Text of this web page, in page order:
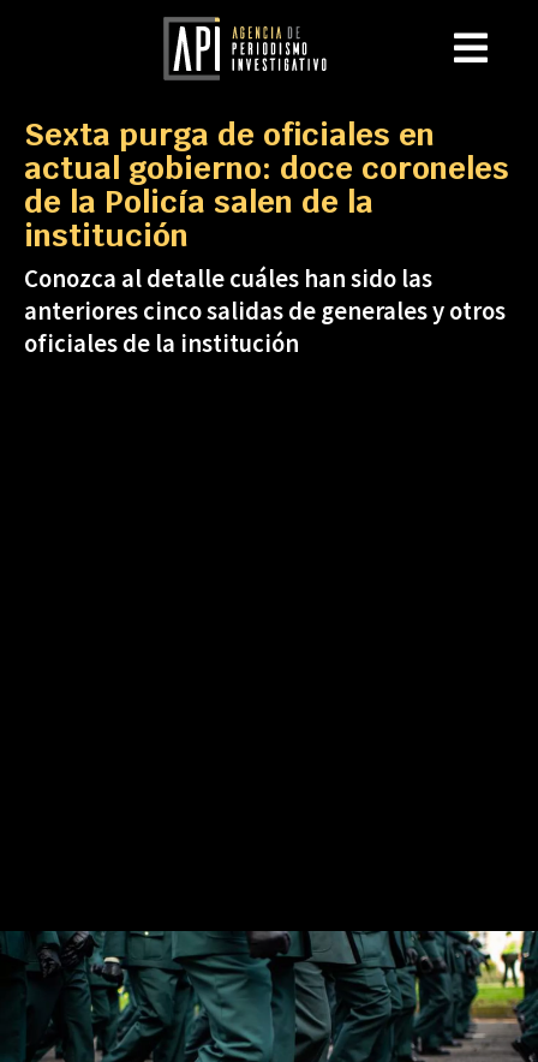
Sexta purga de oficiales en
actual gobierno: doce coroneles
de la Policía salen de la
institución
Conozca al detalle cuáles han sido las
anteriores cinco salidas de generales y otros
oficiales de la institución